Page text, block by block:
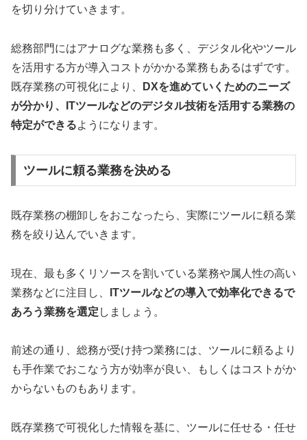
を切り分けていきます。
総務部門にはアナログな業務も多く、デジタル化やツール
を活用する方が導入コストがかかる業務もあるはずです。
既存業務の可視化により、
DXを進めていくためのニーズ
が分かり、ITツールなどのデジタル技術を活用する業務の
特定ができるようになります。
ツールに頼る業務を決める
既存業務の棚卸しをおこなったら、実際にツールに頼る業
務を絞り込んでいきます。
現在、最も多くリソースを割いている業務や属人性の高い
業務などに注目し、
ITツールなどの導入で効率化できるで
あろう業務を選定 しましょう。
前述の通り、総務が受け持つ業務には、ツールに頼るより
も手作業でおこなう方が効率が良い、もしくはコストがか
からないものもあります。
既存業務で可視化した情報を基に、ツールに任せる・任せ